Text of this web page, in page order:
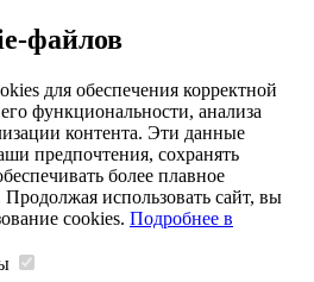
файлов
для обеспечения корректной
функциональности, анализа
контента. Эти данные
предпочтения, сохранять
более плавное
использовать сайт, вы
cookies. Подробнее в